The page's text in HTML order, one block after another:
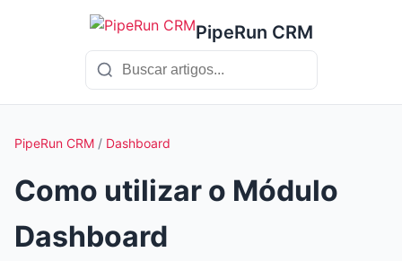
PipeRun CRM
PipeRun CRM / Dashboard
Como utilizar o Módulo
Dashboard